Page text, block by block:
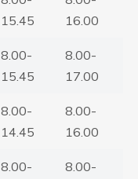
15.45
16.00
8.00-
15.45
8.00-
17.00
8.00-
14.45
8.00-
16.00
8.00-
8.00-